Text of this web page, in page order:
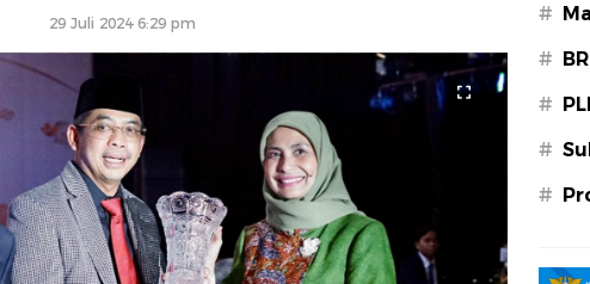
29 Juli 2024 6:29 pm #
#
#
#
#